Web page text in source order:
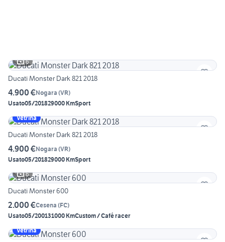
6
Ducati Monster Dark 821 2018
4.900 €Nogara (VR)
Usato05/201829000 KmSport
Vetrina
Ducati Monster Dark 821 2018
4.900 €Nogara (VR)
Usato05/201829000 KmSport
6
Ducati Monster 600
2.000 €Cesena (FC)
Usato05/200131000 KmCustom / Café racer
Vetrina